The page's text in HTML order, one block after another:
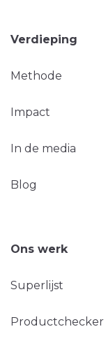
Verdieping
Methode
Impact
In de media
Blog
Ons werk
Superlijst
Productchecker